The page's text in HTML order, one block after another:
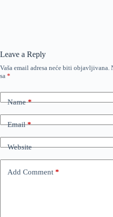
Leave a Reply
Vaša email adresa neće biti objavljivana.
sa *
Name*
Email*
Website
Add Comment *